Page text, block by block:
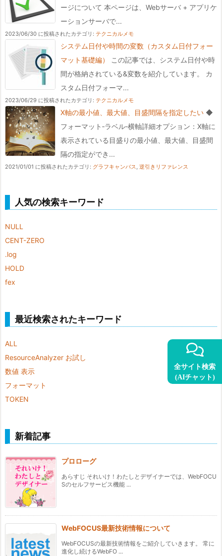
ージについて 本ページは、Webサーバ + アプリケ
ーションサーバで...
2023/06/30 に投稿されたカテゴリ: テクニカルメモ
システム日付や時間の変数（カスタム日付フォー
マット基礎編）
この記事では、システム日付や時
間が格納されている&変数を紹介しています。 カ
スタム日付フォーマ...
2023/06/29 に投稿されたカテゴリ: テクニカルメモ
X軸の最小値、最大値、目盛間隔を指定したい ◆
フォーマット‐ラベル‐横軸詳細オプション：X軸に
表示されている目盛りの最小値、最大値、目盛間
隔の指定ができ...
2021/01/01 に投稿されたカテゴリ: グラフキャンバス, 逆引きリファレンス
人気の検索キーワード
NULL
CENT-ZERO
.log
HOLD
fex
最近検索されたキーワード
ALL
ResourceAnalyzer お試し
数値 表示
フォーマット
TOKEN
新着記事
プロローグ
あらすじ それいけ！わたしとデザイナーでは、WebFOCU
Sのセルフサービス機能 ...
WebFOCUS最新技術情報について
WebFOCUSの最新技術情報をご紹介していきます。 常に
進化し続けるWebFO ...
全サイト検索
(AIチャット)